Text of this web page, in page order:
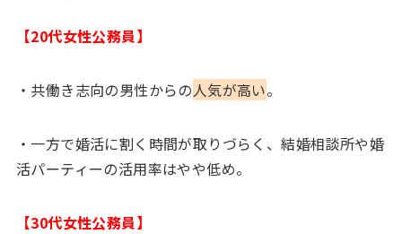
【20代女性公務員】
・共働き志向の男性からの人気が高い。
・一方で婚活に割く時間が取りづらく、結婚相談所や婚
活パーティーの活用率はやや低め。
【30代女性公務員】